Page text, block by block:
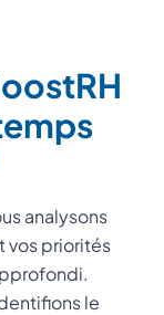
analysons
vos priorités
le